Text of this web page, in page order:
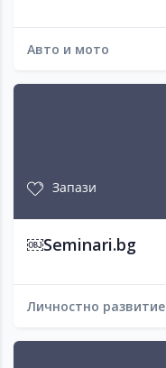
Авто и мото
Запази
￼Seminari.bg
Личностно развитие